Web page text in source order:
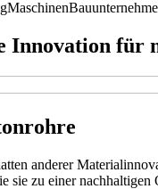
Maschinen
Innovation für
anderer
sie zu einer nachhaltigen